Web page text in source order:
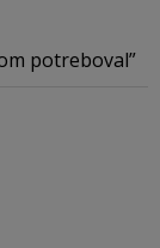
potreboval